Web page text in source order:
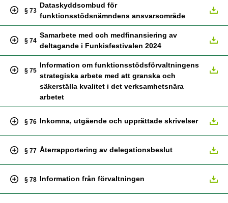
§ 73
Dataskyddsombud för
funktionsstödsnämndens ansvarsområde
§ 74
Samarbete med och medfinansiering av
deltagande i Funkisfestivalen 2024
§ 75
Information om funktionsstödsförvaltningens
strategiska arbete med att granska och
säkerställa kvalitet i det verksamhetsnära
arbetet
§ 76 Inkomna, utgående och upprättade skrivelser
§ 77 Återrapportering av delegationsbeslut
§ 78 Information från förvaltningen